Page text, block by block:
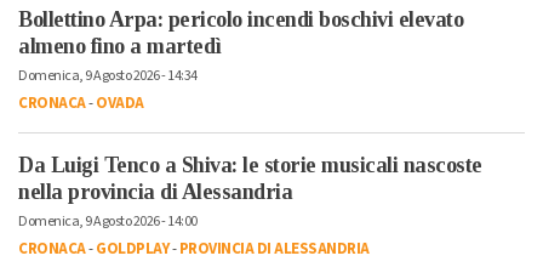
Bollettino Arpa: pericolo incendi boschivi elevato
almeno fino a martedì
Domenica, 9 Agosto 2026 - 14:34
CRONACA-OVADA
Da Luigi Tenco a Shiva: le storie musicali nascoste
nella provincia di Alessandria
Domenica, 9 Agosto 2026 - 14:00
CRONACA-GOLDPLAY-PROVINCIA DI ALESSANDRIA